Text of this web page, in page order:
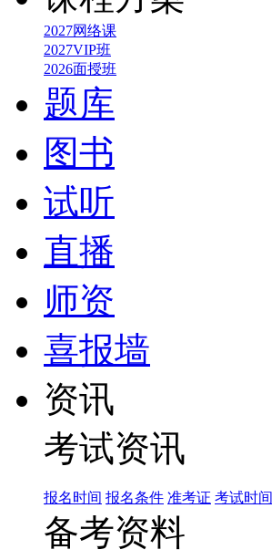
2027网络课
2027VIP班
2026面授班
题库
图书
试听
直播
师资
喜报墙
资讯
考试资讯
报名时间 报名条件 准考证 考试时间
备考资料